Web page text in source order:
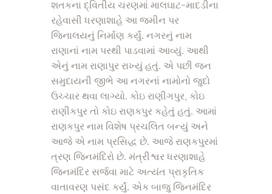
શતકના દ્વિતીય ચરણમાં માલઘાટ-માદડીના
રહેવાસી ધરણાશાહે આ જમીન પર
જિનાલયનું નિર્માણ કર્યું. નગરનું નામ
રાણાનાં નામ પરથી પાડવામાં આવ્યું. આથી
એનું નામ રાણાપુર રાખ્યું હતું. એ પછી જન
સમુદાયની જીભે આ નગરનાં નામોનો જુદો
ઉચ્ચાર થવા લાગ્યો. કોઇ રાણીગપુર, કોઇ
રાણીકપુર તો કોઇ રાણકપુર કહેતું હતું. આમાં
રાણકપુર નામ વિશેષ પ્રચલિત બન્યું અને
આજે એ નામ પ્રસિદ્ધ છે. આજે રાણકપુરમાં
ત્રણ જિનમંદિરો છે. મંત્રીશ્વર ધરણાશાહે
જિનમંદિર સર્જવા માટે અત્યંત પ્રાકૃતિક
વાતાવરણ પસંદ કર્યું. એક બાજુ જિનમંદિર